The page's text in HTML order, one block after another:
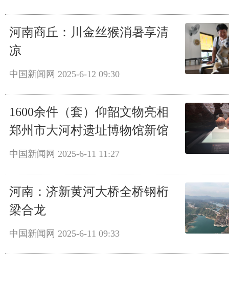
河南商丘：川金丝猴消暑享清
凉
中国新闻网 2025-6-12 09:30
1600余件（套）仰韶文物亮相
郑州市大河村遗址博物馆新馆
中国新闻网 2025-6-11 11:27
河南：济新黄河大桥全桥钢桁
梁合龙
中国新闻网 2025-6-11 09:33